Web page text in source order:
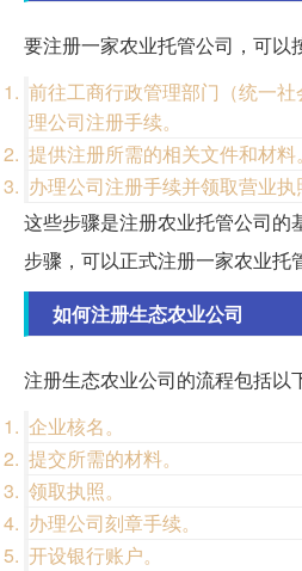
要注册一家农业托管公司，可以
前往工商行政管理部门（统一
理公司注册手续。
提供注册所需的相关文件和材料。
办理公司注册手续并领取营业执
这些步骤是注册农业托管公司的
步骤，可以正式注册一家农业托
如何注册生态农业公司
注册生态农业公司的流程包括以
企业核名。
提交所需的材料。
领取执照。
办理公司刻章手续。
开设银行账户。